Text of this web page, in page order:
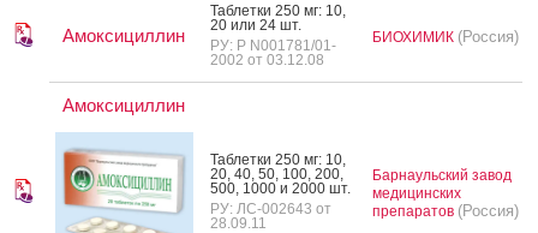
Амоксициллин
Таб­летки 250 мг: 10,
20 или 24 шт.
РУ: Р N001781/01-
2002 от 03.12.08
БИОХИМИК (Россия)
Амоксициллин
Таб­летки 250 мг: 10,
20, 40, 50, 100, 200,
500, 1000 и 2000 шт.
РУ: ЛС-002643 от
28.09.11
Барнаульский завод
медицинских
препаратов (Россия)